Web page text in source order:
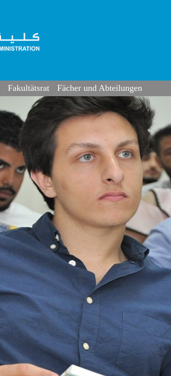
Fakultätsrat Fächer und Abteilungen